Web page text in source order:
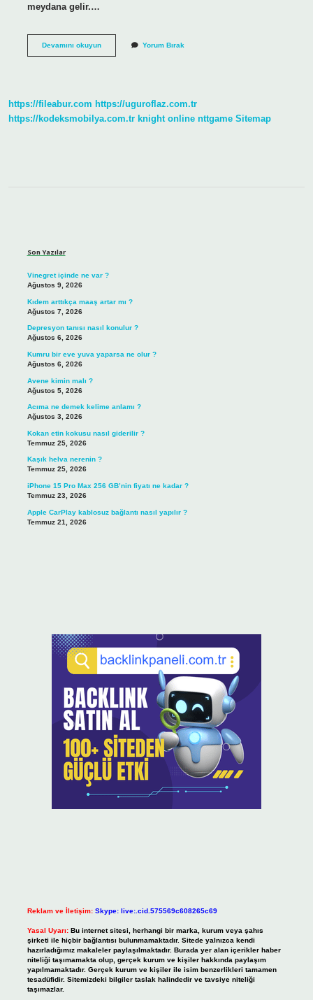
meydana gelir.…
Devamını okuyunGözde
Yorum Bırak
https://fileabur.com https://uguroflaz.com.tr
https://kodeksmobilya.com.tr knight online nttgame Sitemap
Son Yazılar
Vinegret içinde ne var ?
Ağustos 9, 2026
Kıdem arttıkça maaş artar mı ?
Ağustos 7, 2026
Depresyon tanısı nasıl konulur ?
Ağustos 6, 2026
Kumru bir eve yuva yaparsa ne olur ?
Ağustos 6, 2026
Avene kimin malı ?
Ağustos 5, 2026
Acıma ne demek kelime anlamı ?
Ağustos 3, 2026
Kokan etin kokusu nasıl giderilir ?
Temmuz 25, 2026
Kaşık helva nerenin ?
Temmuz 25, 2026
iPhone 15 Pro Max 256 GB’nin fiyatı ne kadar ?
Temmuz 23, 2026
Apple CarPlay kablosuz bağlantı nasıl yapılır ?
Temmuz 21, 2026
Reklam ve İletişim: Skype: live:.cid.575569c608265c69
Yasal Uyarı: Bu internet sitesi, herhangi bir marka, kurum veya şahıs
şirketi ile hiçbir bağlantısı bulunmamaktadır. Sitede yalnızca kendi
hazırladığımız makaleler paylaşılmaktadır. Burada yer alan içerikler haber
niteliği taşımamakta olup, gerçek kurum ve kişiler hakkında paylaşım
yapılmamaktadır. Gerçek kurum ve kişiler ile isim benzerlikleri tamamen
tesadüfidir. Sitemizdeki bilgiler taslak halindedir ve tavsiye niteliği
taşımazlar.